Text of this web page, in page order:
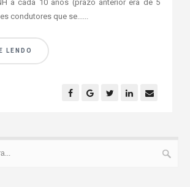
a cada 10 anos (prazo anterior era de 5
condutores que se......
LENDO